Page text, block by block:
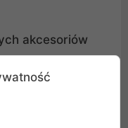
akcesoriów
magazynów
wyposażony w
ta pozwala na
o minimalnym